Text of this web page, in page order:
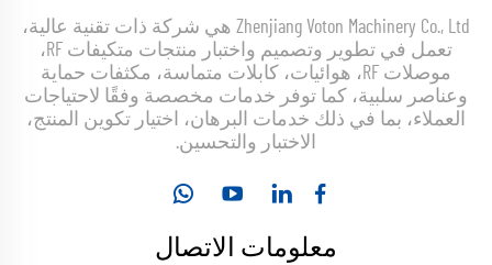
Zhenjiang Voton Machinery Co., Ltd هي شركة ذات تقنية عالية،
تعمل في تطوير وتصميم واختبار منتجات متكيفات RF،
موصلات RF، هوائيات، كابلات متماسة، مكثفات حماية
وعناصر سلبية، كما توفر خدمات مخصصة وفقًا لاحتياجات
العملاء، بما في ذلك خدمات البرهان، اختيار تكوين المنتج،
الاختبار والتحسين.
معلومات الاتصال